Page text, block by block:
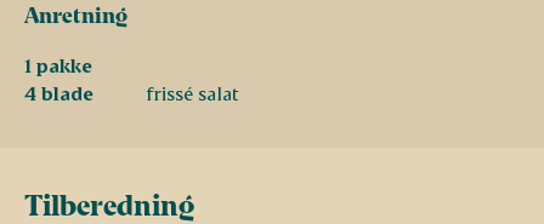
Anretning
1 pakke
4 blade
frissé salat
Tilberedning